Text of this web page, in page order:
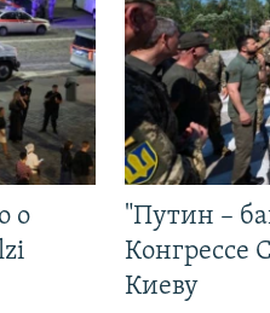
о
"Путин –
Конгрессе
Киеву